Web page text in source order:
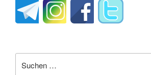
nach: